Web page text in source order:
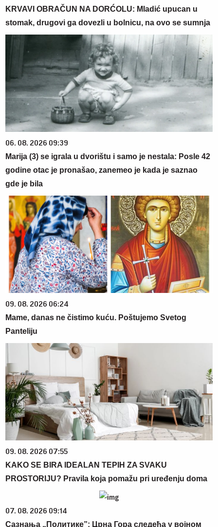
KRVAVI OBRAČUN NA DORĆOLU: Mladić upucan u
stomak, drugovi ga dovezli u bolnicu, na ovo se sumnja
06. 08. 2026 09:39
Marija (3) se igrala u dvorištu i samo je nestala: Posle 42
godine otac je pronašao, zanemeo je kada je saznao
gde je bila
09. 08. 2026 06:24
Mame, danas ne čistimo kuću. Poštujemo Svetog
Panteliju
09. 08. 2026 07:55
KAKO SE BIRA IDEALAN TEPIH ZA SVAKU
PROSTORIJU? Pravila koja pomažu pri uređenju doma
07. 08. 2026 09:14
Сазнања „Политике”: Црна Гора следећа у војном